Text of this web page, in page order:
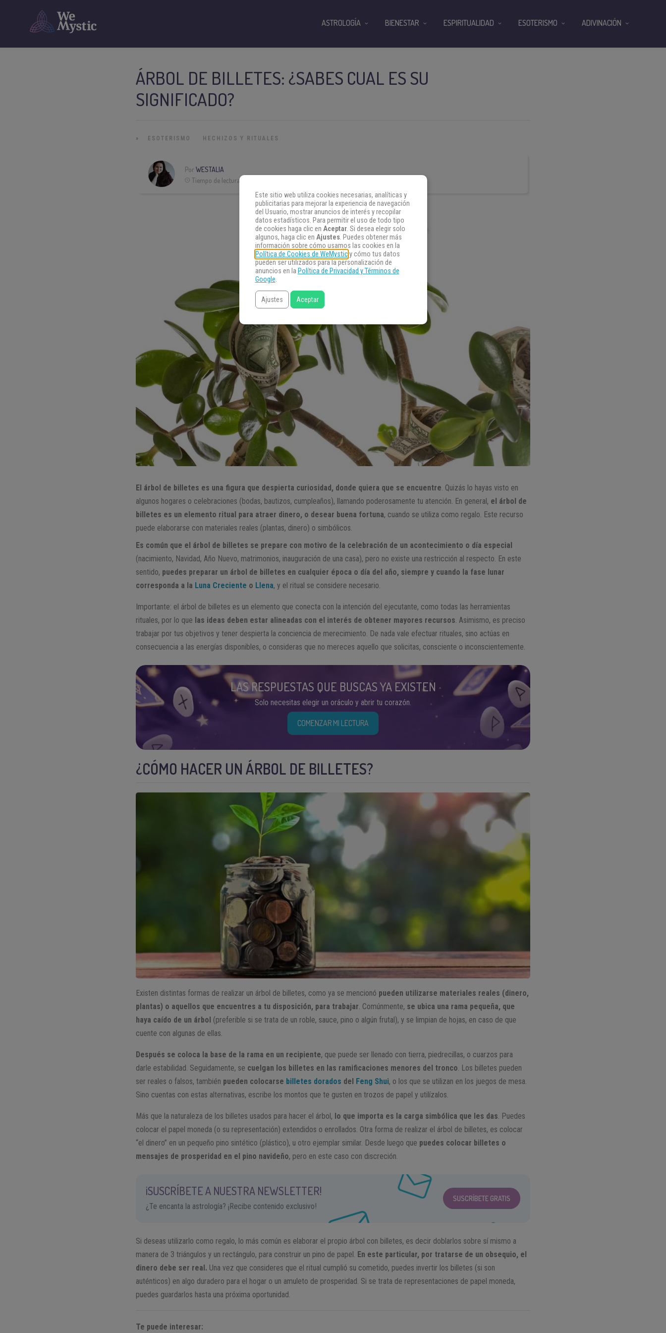
ÁRBOL DE BILLETES: ¿SABES CUAL ES SU
SIGNIFICADO?
» ESOTERISMO HECHIZOS Y RITUALES
Por WESTALIA
Tiempo de lectura:
El árbol de billetes es una figura que despierta curiosidad, donde quiera que se encuentre. Quizás lo hayas visto en
algunos hogares o celebraciones (bodas, bautizos, cumpleaños), llamando poderosamente tu atención. En general, el árbol de
billetes es un elemento ritual para atraer dinero, o desear buena fortuna, cuando se utiliza como regalo. Este recurso
puede elaborarse con materiales reales (plantas, dinero) o simbólicos.
Es común que el árbol de billetes se prepare con motivo de la celebración de un acontecimiento o día especial
(nacimiento, Navidad, Año Nuevo, matrimonios, inauguración de una casa), pero no existe una restricción al respecto. En este
sentido, puedes preparar un árbol de billetes en cualquier época o día del año, siempre y cuando la fase lunar
corresponda a la Luna Creciente o Llena, y el ritual se considere necesario.
Importante: el árbol de billetes es un elemento que conecta con la intención del ejecutante, como todas las herramientas
rituales, por lo que las ideas deben estar alineadas con el interés de obtener mayores recursos. Asimismo, es preciso
trabajar por tus objetivos y tener despierta la conciencia de merecimiento. De nada vale efectuar rituales, sino actúas en
consecuencia a las energías disponibles, o consideras que no mereces aquello que solicitas, consciente o inconscientemente.
LAS RESPUESTAS QUE BUSCAS YA EXISTEN
Solo necesitas elegir un oráculo y abrir tu corazón.
COMENZAR MI LECTURA
¿CÓMO HACER UN ÁRBOL DE BILLETES?
Existen distintas formas de realizar un árbol de billetes, como ya se mencionó pueden utilizarse materiales reales (dinero,
plantas) o aquellos que encuentres a tu disposición, para trabajar. Comúnmente, se ubica una rama pequeña, que
haya caído de un árbol (preferible si se trata de un roble, sauce, pino o algún frutal), y se limpian de hojas, en caso de que
cuente con algunas de ellas.
Después se coloca la base de la rama en un recipiente, que puede ser llenado con tierra, piedrecillas, o cuarzos para
darle estabilidad. Seguidamente, se cuelgan los billetes en las ramificaciones menores del tronco. Los billetes pueden
ser reales o falsos, también pueden colocarse billetes dorados del Feng Shui, o los que se utilizan en los juegos de mesa.
Sino cuentas con estas alternativas, escribe los montos que te gusten en trozos de papel y utilízalos.
Más que la naturaleza de los billetes usados para hacer el árbol, lo que importa es la carga simbólica que les das. Puedes
colocar el papel moneda (o su representación) extendidos o enrollados. Otra forma de realizar el árbol de billetes, es colocar
“el dinero” en un pequeño pino sintético (plástico), u otro ejemplar similar. Desde luego que puedes colocar billetes o
mensajes de prosperidad en el pino navideño, pero en este caso con discreción.
¡SUSCRÍBETE A NUESTRA NEWSLETTER!
¿Te encanta la astrología? ¡Recibe contenido exclusivo!
SUSCRÍBETE GRATIS
Si deseas utilizarlo como regalo, lo más común es elaborar el propio árbol con billetes, es decir doblarlos sobre sí mismo a
manera de 3 triángulos y un rectángulo, para construir un pino de papel. En este particular, por tratarse de un obsequio, el
dinero debe ser real. Una vez que consideres que el ritual cumplió su cometido, puedes invertir los billetes (si son
auténticos) en algo duradero para el hogar o un amuleto de prosperidad. Si se trata de representaciones de papel moneda,
puedes guardarlos hasta una próxima oportunidad.
Te puede interesar:
ASTROLOGÍA BIENESTAR ESPIRITUALIDAD ESOTERISMO ADIVINACIÓN
Este sitio web utiliza cookies necesarias, analíticas y
publicitarias para mejorar la experiencia de navegación
del Usuario, mostrar anuncios de interés y recopilar
datos estadísticos. Para permitir el uso de todo tipo
de cookies haga clic en Aceptar. Si desea elegir solo
algunos, haga clic en Ajustes. Puedes obtener más
información sobre cómo usamos las cookies en la
Política de Cookies de WeMysticy cómo tus datos
pueden ser utilizados para la personalización de
anuncios en la Política de Privacidad y Términos de
Google.
Ajustes Aceptar